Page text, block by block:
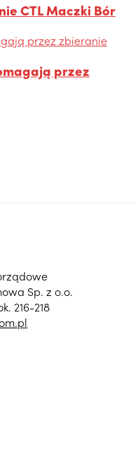
CTL Maczki Bór
przez
Sp. z o.o.
216-218